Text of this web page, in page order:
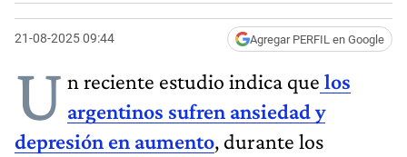
21-08-2025 09:44 Agregar PERFIL en Google
U n reciente estudio indica que los
argentinos sufren ansiedad y
depresión en aumento, durante los